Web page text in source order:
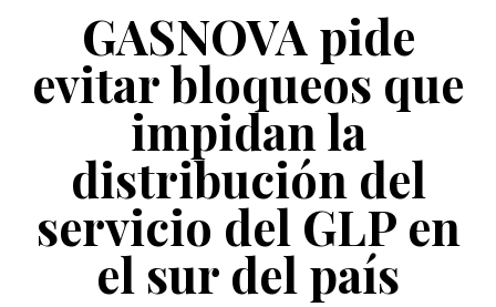
GASNOVA pide
evitar bloqueos que
impidan la
distribución del
servicio del GLP en
el sur del país